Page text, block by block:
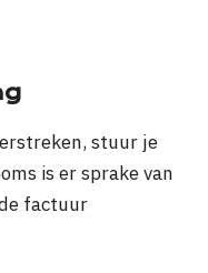
stuur je
is er sprake van
factuur